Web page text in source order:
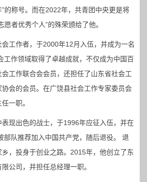
的称号。而在2022年，共青团中央更是将
愿者优秀个人”的殊荣颁给了他。
工作者，于2000年12月入伍，并成为一名
工作领域取得了卓越成就，不仅成为中国百
工作联合会会员，还担任了山东省社会工
会的会员。在广饶县社会工作专家委员会
一职。
现出色的战士，于1996年应征入伍，并在
部队推荐加入中国共产党，随后退役。 退
，投身于创业之路。2015年，他创立了东
公司，并担任总经理一职。